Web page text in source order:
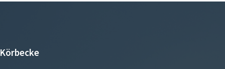
Körbecke